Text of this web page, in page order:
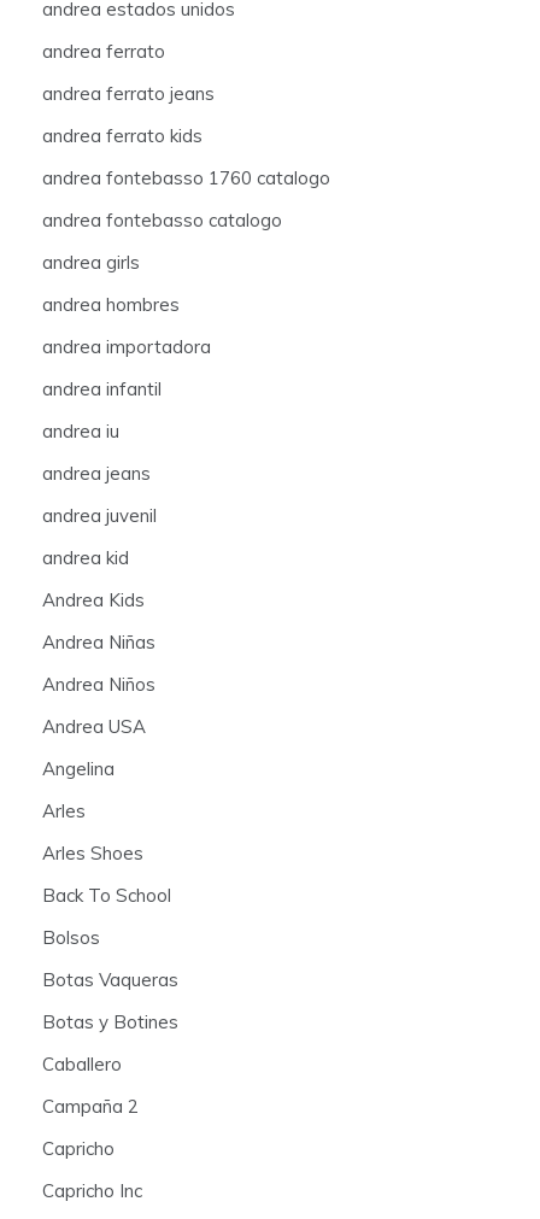
andrea estados unidos
andrea ferrato
andrea ferrato jeans
andrea ferrato kids
andrea fontebasso 1760 catalogo
andrea fontebasso catalogo
andrea girls
andrea hombres
andrea importadora
andrea infantil
andrea iu
andrea jeans
andrea juvenil
andrea kid
Andrea Kids
Andrea Niñas
Andrea Niños
Andrea USA
Angelina
Arles
Arles Shoes
Back To School
Bolsos
Botas Vaqueras
Botas y Botines
Caballero
Campaña 2
Capricho
Capricho Inc